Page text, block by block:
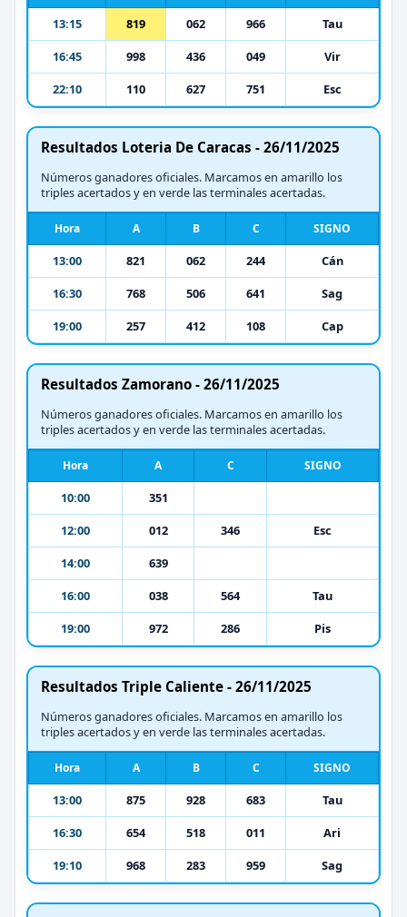
13:15 819 062 966
Tau
16:45
998 436 049
Vir
22:10
110 627 751 Esc
Resultados Loteria De Caracas - 26/11/2025
Números ganadores oficiales. Marcamos en amarillo los
triples acertados y en verde las terminales acertadas.
Hora A B C SIGNO
13:00 821 062 244
Cán
16:30
768 506 641
Sag
19:00
257 412 108 Cap
Resultados Zamorano - 26/11/2025
Números ganadores oficiales. Marcamos en amarillo los
triples acertados y en verde las terminales acertadas.
Hora A C SIGNO
10:00
351
12:00
012 346
Esc
14:00
639
16:00
038 564
Tau
19:00
972 286 Pis
Resultados Triple Caliente - 26/11/2025
Números ganadores oficiales. Marcamos en amarillo los
triples acertados y en verde las terminales acertadas.
Hora A B C SIGNO
13:00 875 928 683
Tau
16:30
654 518 011
Ari
19:10
968 283 959 Sag